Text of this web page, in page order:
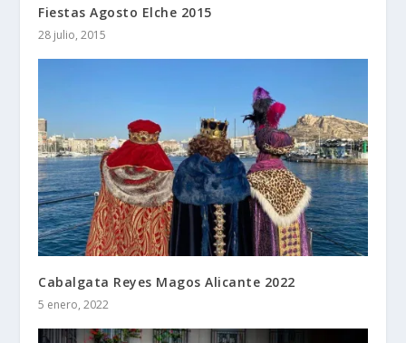
Fiestas Agosto Elche 2015
28 julio, 2015
Cabalgata Reyes Magos Alicante 2022
5 enero, 2022